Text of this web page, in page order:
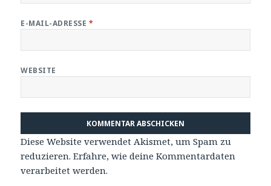
E-MAIL-ADRESSE *
WEBSITE
Diese Website verwendet Akismet, um Spam zu
reduzieren.Erfahre, wie deine Kommentardaten
verarbeitet werden.